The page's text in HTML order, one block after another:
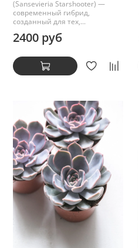
(Sansevieria Starshooter) —
современный гибрид,
созданный для тех,...
2400 руб